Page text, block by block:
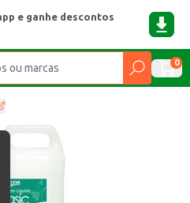
e ganhe descontos
0